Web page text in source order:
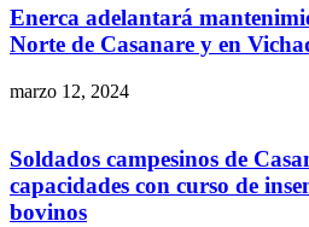
Enerca adelantará
Norte de Casanare y en
marzo 12, 2024
Soldados campesinos de
capacidades con curso de
bovinos